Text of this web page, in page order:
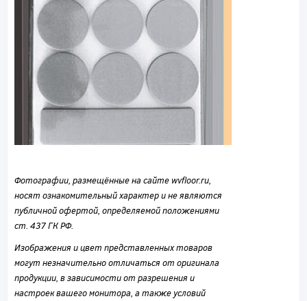
Фотографии, размещённые на сайте wvfloor.ru,
носят ознакомительный характер и не являются
публичной офертой, определяемой положениями
ст. 437 ГК РФ.
Изображения и цвет представленных товаров
могут незначительно отличаться от оригинала
продукции, в зависимости от разрешения и
настроек вашего монитора, а также условий